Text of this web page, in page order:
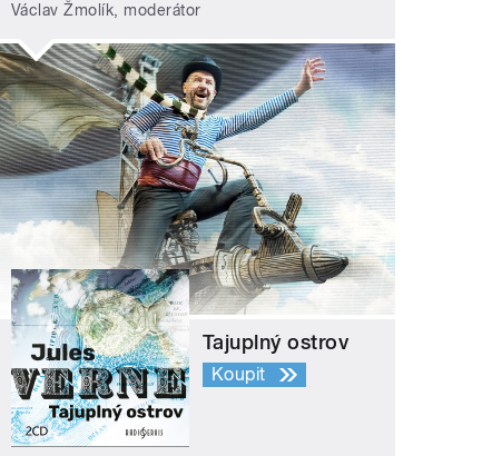
Václav Žmolík, moderátor
Tajuplný ostrov
Koupit